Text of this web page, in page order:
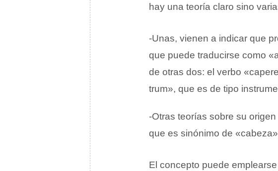
hay una teoría claro sino
-Unas, vienen a indicar que
que puede traducirse como
de otras dos: el verbo
trum», que es de tipo
-Otras teorías sobre su
que es sinónimo de
El concepto puede